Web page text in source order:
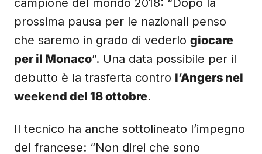
campione del mondo 2018: “Dopo la
prossima pausa per le nazionali penso
che saremo in grado di vederlo giocare
per il Monaco”. Una data possibile per il
debutto è la trasferta contro l’Angers nel
weekend del 18 ottobre.
Il tecnico ha anche sottolineato l’impegno
del francese: “Non direi che sono